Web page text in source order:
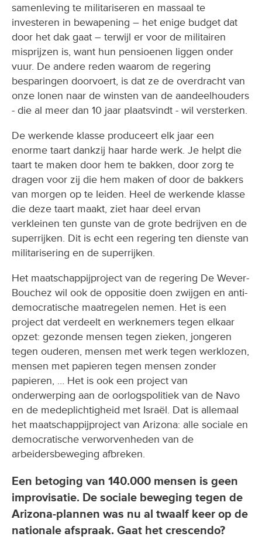
samenleving te militariseren en massaal te
investeren in bewapening – het enige budget dat
door het dak gaat – terwijl er voor de militairen
misprijzen is, want hun pensioenen liggen onder
vuur. De andere reden waarom de regering
besparingen doorvoert, is dat ze de overdracht van
onze lonen naar de winsten van de aandeelhouders
- die al meer dan 10 jaar plaatsvindt - wil versterken.
De werkende klasse produceert elk jaar een
enorme taart dankzij haar harde werk. Je helpt die
taart te maken door hem te bakken, door zorg te
dragen voor zij die hem maken of door de bakkers
van morgen op te leiden. Heel de werkende klasse
die deze taart maakt, ziet haar deel ervan
verkleinen ten gunste van de grote bedrijven en de
superrijken. Dit is echt een regering ten dienste van
militarisering en de superrijken.
Het maatschappijproject van de regering De Wever-
Bouchez wil ook de oppositie doen zwijgen en anti-
democratische maatregelen nemen. Het is een
project dat verdeelt en werknemers tegen elkaar
opzet: gezonde mensen tegen zieken, jongeren
tegen ouderen, mensen met werk tegen werklozen,
mensen met papieren tegen mensen zonder
papieren, … Het is ook een project van
onderwerping aan de oorlogspolitiek van de Navo
en de medeplichtigheid met Israël. Dat is allemaal
het maatschappijproject van Arizona: alle sociale en
democratische verworvenheden van de
arbeidersbeweging afbreken.
Een betoging van 140.000 mensen is geen
improvisatie. De sociale beweging tegen de
Arizona-plannen was nu al twaalf keer op de
nationale afspraak. Gaat het crescendo?